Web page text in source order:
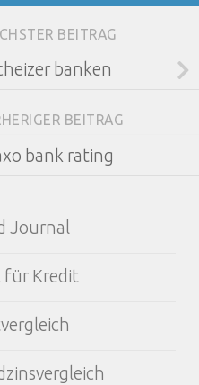
BEITRAG
banken
BEITRAG
bank rating
Journal
für Kredit